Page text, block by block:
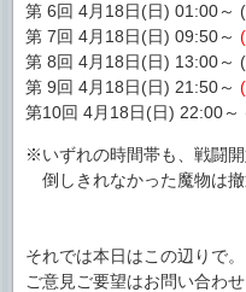
第 6回 4月18日(日) 01:00～
第 7回 4月18日(日) 09:50～
第 8回 4月18日(日) 13:00～
第 9回 4月18日(日) 21:50～
第10回 4月18日(日) 22:00～
※いずれの時間帯も、戦闘
倒しきれなかった魔物は撤
それでは本日はこの辺りで。
ご意見ご要望はお問い合わ